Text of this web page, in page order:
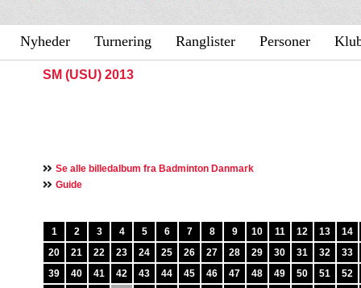
Nyheder Turnering Ranglister Personer
SM (USU) 2013
Se alle billedalbum fra Badminton Danmark
Guide
1 2 3 4 5 6 7 8 9 10 11 12 13
14
20
21 22 23 24 25 26 27 28 29 30 31 32
33
39
40 41 42 43 44 45 46 47 48 49 50 51
52